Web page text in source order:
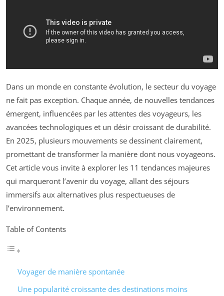
Dans un monde en constante évolution, le secteur du voyage
ne fait pas exception. Chaque année, de nouvelles tendances
émergent, influencées par les attentes des voyageurs, les
avancées technologiques et un désir croissant de durabilité.
En 2025, plusieurs mouvements se dessinent clairement,
promettant de transformer la manière dont nous voyageons.
Cet article vous invite à explorer les 11 tendances majeures
qui marqueront l’avenir du voyage, allant des séjours
immersifs aux alternatives plus respectueuses de
l’environnement.
Table of Contents
Voyager de manière spontanée
Une popularité croissante des destinations moins